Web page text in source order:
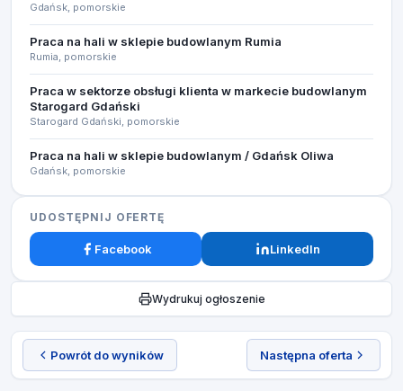
Powrót do wyników Następna oferta
Gdańsk, pomorskie
Praca na hali w sklepie budowlanym Rumia
Rumia, pomorskie
Praca w sektorze obsługi klienta w markecie budowlanym
Starogard Gdański
Starogard Gdański, pomorskie
Praca na hali w sklepie budowlanym / Gdańsk Oliwa
Gdańsk, pomorskie
UDOSTĘPNIJ OFERTĘ
Facebook LinkedIn
Wydrukuj ogłoszenie